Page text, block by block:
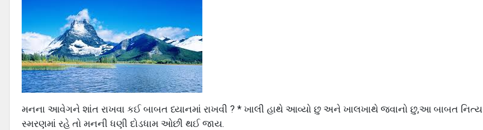
મનના આવેગને શાંત રાખવા કઈ બાબત ધ્યાનમાં રાખવી ? * ખાલી હાથે આવ્યો છુ અને ખાલખાથે જવાનો છુ,આ બાબત નિત્ય
સ્મરણમાં રહે તો મનની ધણી દોડધામ ઓછી થઈ જાય.